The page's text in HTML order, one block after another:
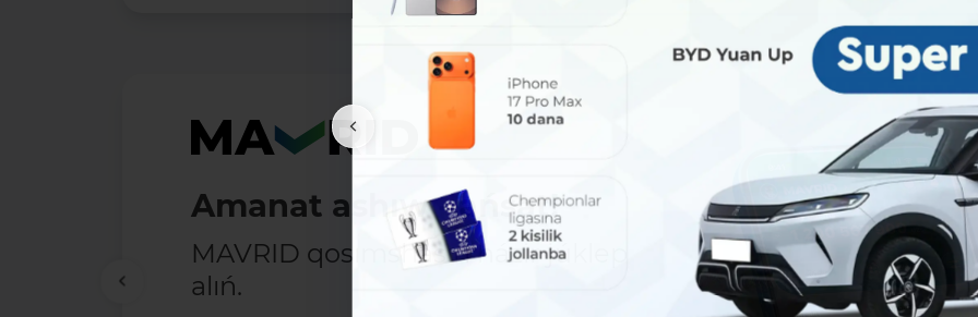
Amanat ashıw - ańsat!
MAVRID qosımshasın házir júklep
alıń.